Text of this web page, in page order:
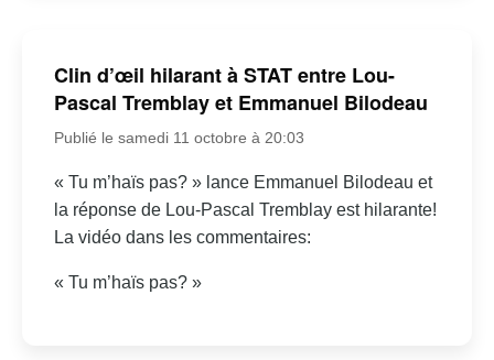
Clin d’œil hilarant à STAT entre Lou-
Pascal Tremblay et Emmanuel Bilodeau
Publié le samedi 11 octobre à 20:03
« Tu m’haïs pas? » lance Emmanuel Bilodeau et
la réponse de Lou-Pascal Tremblay est hilarante!
La vidéo dans les commentaires:
« Tu m’haïs pas? »